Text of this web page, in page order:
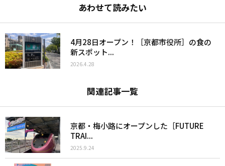
あわせて読みたい
4月28日オープン！［京都市役所］の食の
新スポット...
2026.4.28
関連記事一覧
京都・梅小路にオープンした［FUTURE
TRAI...
2025.9.24